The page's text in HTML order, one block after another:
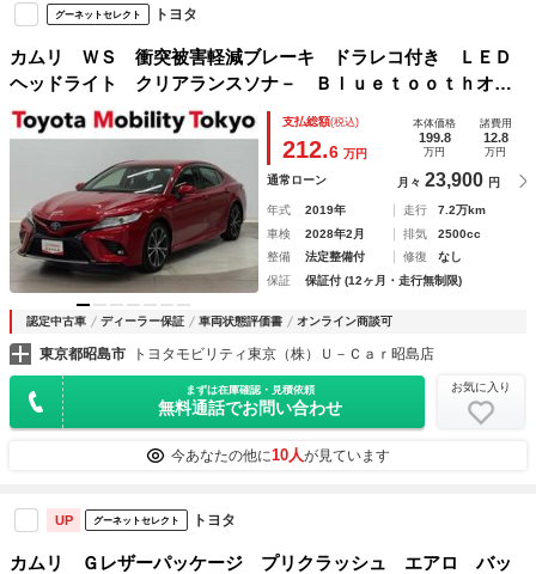
グーネットセレクト トヨタ
カムリ ＷＳ 衝突被害軽減ブレーキ ドラレコ付き ＬＥＤ
ヘッドライト クリアランスソナ－ Ｂｌｕｅｔｏｏｔｈオー
ディオ ＵＳＢ メディアプレイヤー接続 メモリ－ナビ バ
ックモニター ＥＴＣ 車線逸脱警報装置
支払総額(税込)
212.6 万円
本体価格
199.8
万円
諸費用
12.8
万円
通常ローン 月々 23,900 円
年式 2019年 走行
7.2万km
車検
2028年2月 排気
2500cc
整備
法定整備付 修復
なし
保証
保証付 (12ヶ月・走行無制限)
認定中古車 ディーラー保証 車両状態評価書 オンライン商談可
東京都昭島市 トヨタモビリティ東京（株）Ｕ－Ｃａｒ昭島店
まずは在庫確認・見積依頼
無料通話でお問い合わせ
お気に入り
今あなたの他に10人が見ています
UP グーネットセレクト トヨタ
カムリ Ｇレザーパッケージ プリクラッシュ エアロ バッ